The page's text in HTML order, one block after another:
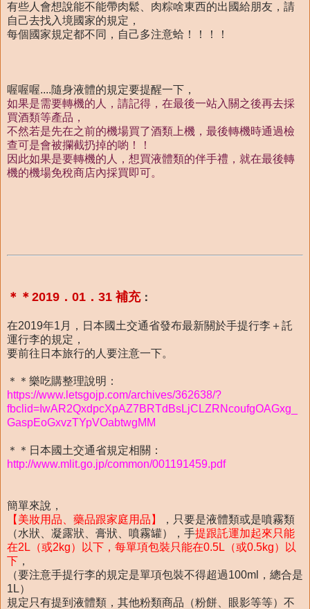
有些人會想說能不能帶肉鬆、肉粽啥東西的出國給朋友，請
自己去找入境國家的規定，
每個國家規定都不同，自己多注意蛤！！！！
喔喔喔....隨身液體的規定要提醒一下，
如果是需要轉機的人，請記得，在最後一站入關之後再去採
買酒類等產品，
不然若是先在之前的機場買了酒類上機，最後轉機時通過檢
查可是會被攔截扔掉的喲！！
因此如果是要轉機的人，想買液體類的伴手禮，就在最後轉
機的機場免稅商店內採買即可。
＊＊2019．01．31 補充：
在2019年1月，日本國土交通省發布最新關於手提行李＋託
運行李的規定，
要前往日本旅行的人要注意一下。
＊＊樂吃購整理說明：
https://www.letsgojp.com/archives/362638/?
fbclid=IwAR2QxdpcXpAZ7BRTdBsLjCLZRNcoufgOAGxg_
GaspEoGxvzTYpVOabtwgMM
＊＊日本國土交通省規定相關：
http://www.mlit.go.jp/common/001191459.pdf
簡單來說，
【美妝用品、藥品跟家庭用品】
，只要是液體類或是噴霧類
（水狀、凝露狀、膏狀、噴霧罐），手提跟託運加起來只能
在2L（或2kg）以下，每單項包裝只能在0.5L（或0.5kg）以
下 ，
（要注意手提行李的規定是單項包裝不得超過100ml，總合是
1L）
規定只有提到液體類，其他粉類商品（粉餅、眼影等等）不